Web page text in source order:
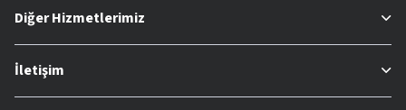
Diğer Hizmetlerimiz
İletişim